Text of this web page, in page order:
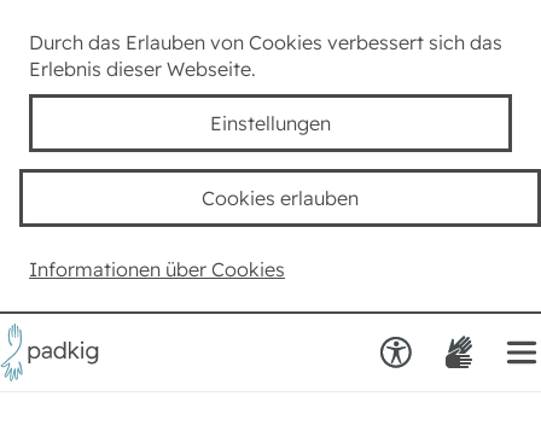
Durch das Erlauben von Cookies verbessert sich das
Erlebnis dieser Webseite.
Einstellungen
Informationen über Cookies
Cookies erlauben
Taube Kultur
Kids
Haben Sie einen Vorschlag?